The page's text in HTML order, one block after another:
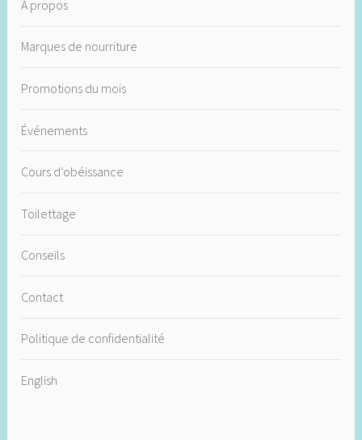
À propos
Marques de nourriture
Promotions du mois
Événements
Cours d’obéissance
Toilettage
Conseils
Contact
Politique de confidentialité
English